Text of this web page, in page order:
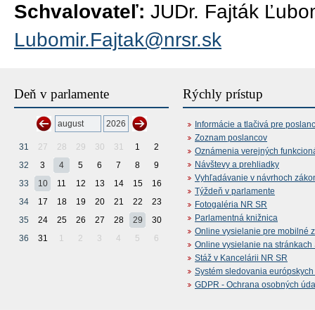
Schvalovateľ: JUDr. Fajták
Lubomir.Fajtak@nrsr.sk
Deň v parlamente
31 27 28 29 30 31 1
2
32
3 4 5 6 7 8
9
33
10 11 12 13 14 15
16
34
17 18 19 20 21 22
23
35
24 25 26 27 28 29
30
36
31 1 2 3 4 5 6
Rýchly prístup
Informácie a tlačivá pre
Zoznam poslancov
Oznámenia verejných
Návštevy a prehliadky
Vyhľadávanie v návrhoch
Týždeň v parlamente
Fotogaléria NR SR
Parlamentná knižnica
Online vysielanie pre mobilné
Online vysielanie na stránkach
Stáž v Kancelárii NR SR
Systém sledovania
GDPR - Ochrana osobných